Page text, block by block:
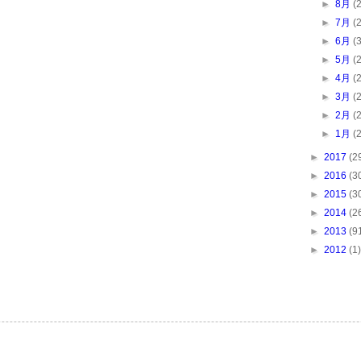
►8月
►7月
►6月
►5月
►4月
►3月
►2月
► 1月
► 2017
► 2016
► 2015
► 2014
► 2013
► 2012 (1)